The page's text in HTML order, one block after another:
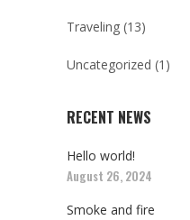
Traveling (13)
Uncategorized (1)
RECENT NEWS
Hello world!
August 26, 2024
Smoke and fire